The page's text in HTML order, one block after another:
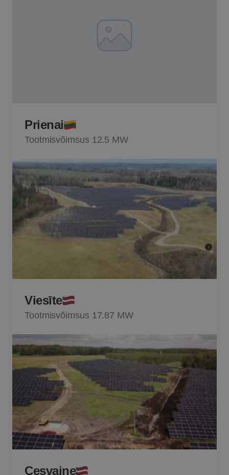
Prienai
Tootmisvõimsus 12.5 MW
Viesīte
Tootmisvõimsus 17.87 MW
Cesvaine